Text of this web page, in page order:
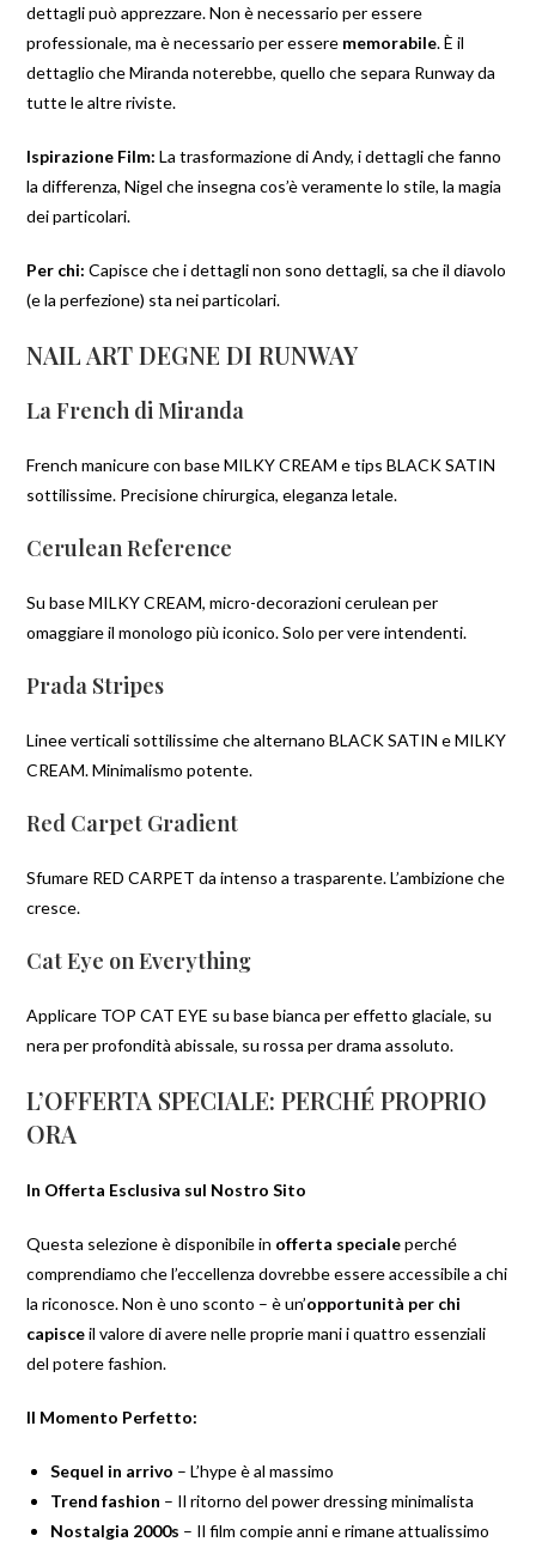
dettagli può apprezzare. Non è necessario per essere
professionale, ma è necessario per essere memorabile. È il
dettaglio che Miranda noterebbe, quello che separa Runway da
tutte le altre riviste.
Ispirazione Film: La trasformazione di Andy, i dettagli che fanno
la differenza, Nigel che insegna cos’è veramente lo stile, la magia
dei particolari.
Per chi: Capisce che i dettagli non sono dettagli, sa che il diavolo
(e la perfezione) sta nei particolari.
NAIL ART DEGNE DI RUNWAY
La French di Miranda
French manicure con base MILKY CREAM e tips BLACK SATIN
sottilissime. Precisione chirurgica, eleganza letale.
Cerulean Reference
Su base MILKY CREAM, micro-decorazioni cerulean per
omaggiare il monologo più iconico. Solo per vere intendenti.
Prada Stripes
Linee verticali sottilissime che alternano BLACK SATIN e MILKY
CREAM. Minimalismo potente.
Red Carpet Gradient
Sfumare RED CARPET da intenso a trasparente. L’ambizione che
cresce.
Cat Eye on Everything
Applicare TOP CAT EYE su base bianca per effetto glaciale, su
nera per profondità abissale, su rossa per drama assoluto.
L’OFFERTA SPECIALE: PERCHÉ PROPRIO
ORA
In Offerta Esclusiva sul Nostro Sito
Questa selezione è disponibile in offerta specialeperché
comprendiamo che l’eccellenza dovrebbe essere accessibile a chi
la riconosce. Non è uno sconto – è un’opportunità per chi
capisceil valore di avere nelle proprie mani i quattro essenziali
del potere fashion.
Il Momento Perfetto:
Sequel in arrivo – L’hype è al massimo
Trend fashion – Il ritorno del power dressing minimalista
Nostalgia 2000s – Il film compie anni e rimane attualissimo